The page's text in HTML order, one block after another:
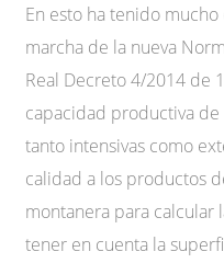
En esto ha tenido
marcha de la nueva
Real Decreto 4/2014 de
capacidad productiva
tanto intensivas como
calidad a los productos
montanera para calcular
tener en cuenta la